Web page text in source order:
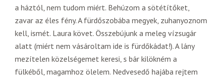
a háztól, nem tudom miért. Behúzom a sötétítőket,
zavar az éles fény. A fürdőszobába megyek, zuhanyoznom
kell, ismét. Laura követ. Összebújunk a meleg vízsugár
alatt (miért nem vásároltam ide is fürdőkádat!). A lány
mezítelen közelségemet keresi, s bár kilökném a
fülkéből, magamhoz ölelem. Nedvesedő hajába rejtem